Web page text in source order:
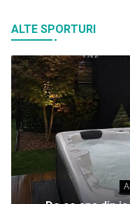
ALTE SPORTURI